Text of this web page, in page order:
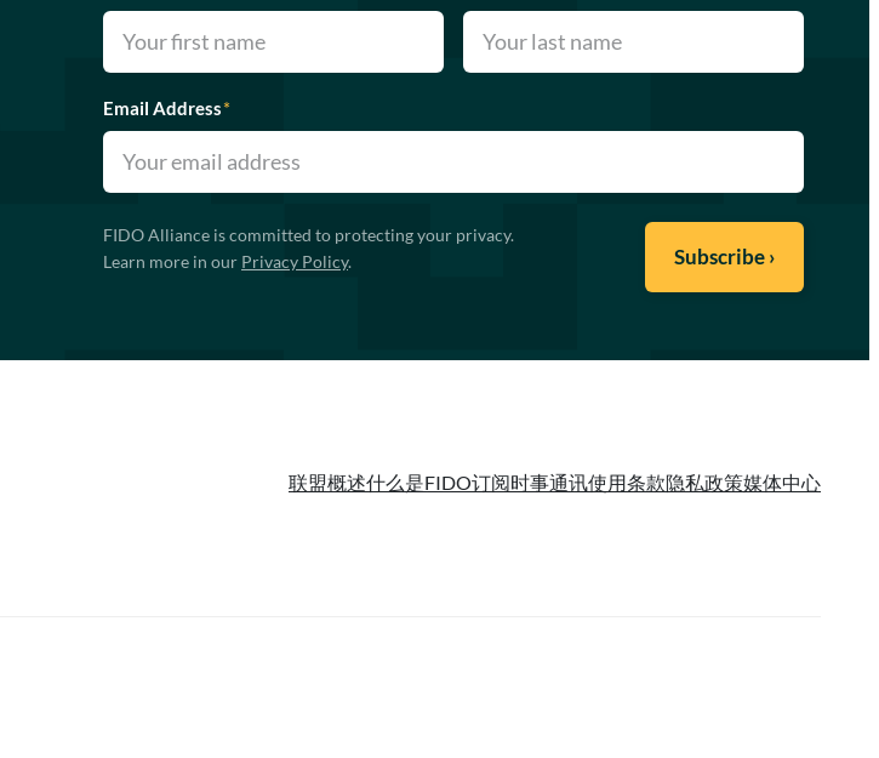
Email Address*
FIDO Alliance is committed to protecting your privacy.
Learn more in our Privacy Policy.
联盟概述什么是FIDO订阅时事通讯使用条款隐私政策媒体中心